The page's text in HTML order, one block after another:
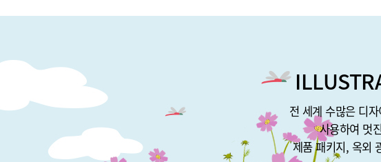
전 세계 수많은 디
사용하여 멋
제품 패키지, 옥외